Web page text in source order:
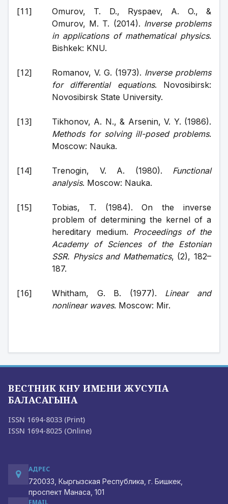
Omurov, T. D., Ryspaev, A. O., &
Omurov, M. T. (2014). Inverse problems
in applications of mathematical physics.
Bishkek: KNU.
Romanov, V. G. (1973). Inverse problems
for differential equations. Novosibirsk:
Novosibirsk State University.
Methods for solving ill-posed problems.
Moscow: Nauka.
Trenogin, V. A. (1980). Functional
analysis. Moscow: Nauka.
Tobias, T. (1984). On the inverse
problem of determining the kernel of a
hereditary medium. Proceedings of the
Academy of Sciences of the Estonian
SSR. Physics and Mathematics, (2), 182–
187.
Whitham, G. B. (1977). Linear and
nonlinear waves. Moscow: Mir.
ВЕСТНИК КНУ ИМЕНИ ЖУСУПА
БАЛАСАГЫНА
ISSN 1694-8033 (Print)
ISSN 1694-8025 (Online)
АДРЕС
720033, Кыргызская Республика, г. Бишкек,
проспект Манаса, 101
EMAIL